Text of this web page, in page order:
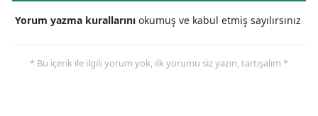
Yorum yazma kurallarını okumuş ve kabul etmiş sayılırsınız
* Bu içerik ile ilgili yorum yok, ilk yorumu siz yazın, tartışalım *